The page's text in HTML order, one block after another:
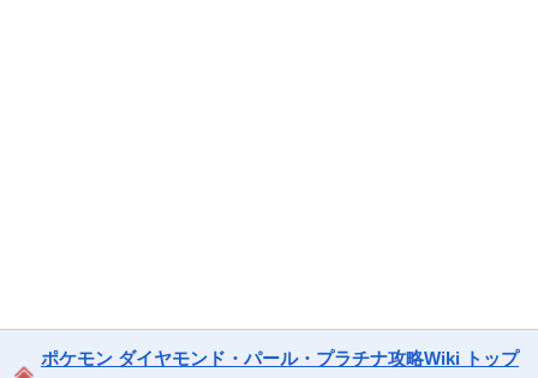
ポケモン ダイヤモンド・パール・プラチナ攻略Wiki トップ